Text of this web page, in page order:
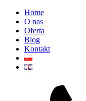
Home
O nas
Oferta
Blog
Kontakt